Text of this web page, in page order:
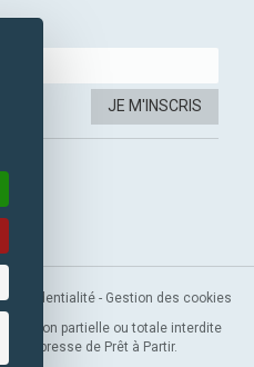
JE M'INSCRIS
confidentialité - Gestion des cookies
partielle ou totale interdite
et expresse de Prêt à Partir.